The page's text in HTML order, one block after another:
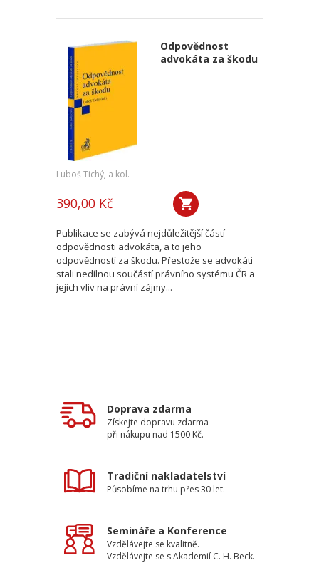
Odpovědnost
advokáta za škodu
Luboš Tichý, a kol.
390,00 Kč
Publikace se zabývá nejdůležitější částí
odpovědnosti advokáta, a to jeho
odpovědností za škodu. Přestože se advokáti
stali nedílnou součástí právního systému ČR a
jejich vliv na právní zájmy...
Doprava zdarma
Získejte dopravu zdarma
při nákupu nad 1500 Kč.
Tradiční nakladatelství
Působíme na trhu přes 30 let.
Semináře a Konference
Vzdělávejte se kvalitně.
Vzdělávejte se s Akademií C. H. Beck.